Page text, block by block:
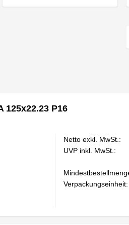
125x22.23 P16
Netto exkl. MwSt.:
UVP inkl. MwSt.:
Verpackungseinheit: